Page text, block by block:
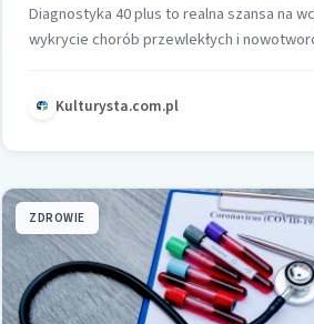
Diagnostyka 40 plus to realna szansa na
wykrycie chorób przewlekłych i
Kulturysta.com.pl
ZDROWIE